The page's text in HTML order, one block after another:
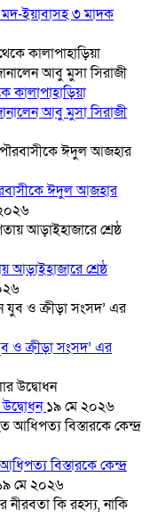
মদ-ইয়াবাসহ ৩ মাদক
আবু মুসা সিরাজী
ঈদুল আজহার
আড়াইহাজারে শ্রেষ্ঠ
ও ক্রীড়া সংসদ’ এর
১৯ মে ২০২৬
বিস্তারকে কেন্দ্র
মে ২০২৬